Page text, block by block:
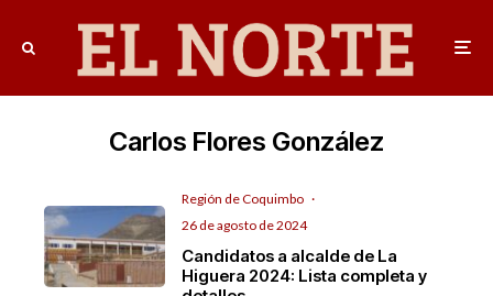
Carlos Flores González
Región de Coquimbo ·
26 de agosto de 2024
Candidatos a alcalde de La
Higuera 2024: Lista completa y